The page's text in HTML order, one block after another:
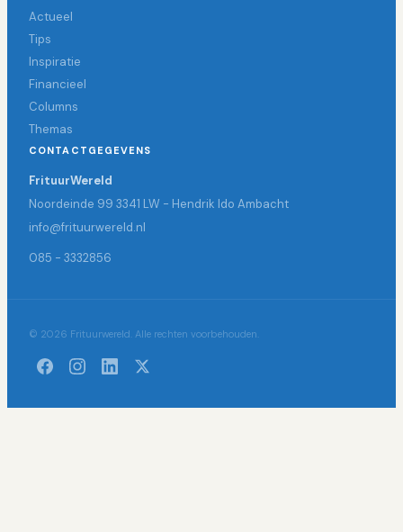
Actueel
Tips
Inspiratie
Financieel
Columns
Themas
CONTACTGEGEVENS
FrituurWereld
Noordeinde 99 3341 LW - Hendrik Ido Ambacht
info@frituurwereld.nl
085 - 3332856
© 2026 Frituurwereld. Alle rechten voorbehouden.